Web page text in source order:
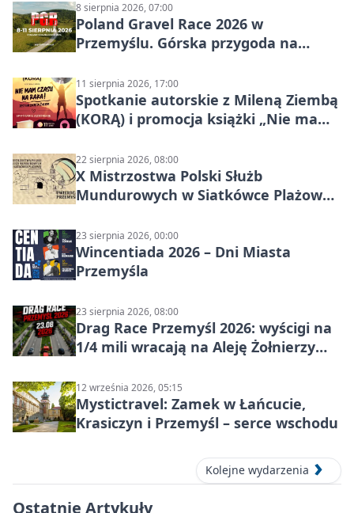
8 sierpnia 2026, 07:00
Poland Gravel Race 2026 w
Przemyślu. Górska przygoda na
11 sierpnia 2026, 17:00
Spotkanie autorskie z Mileną Ziembą
(KORĄ) i promocja książki „Nie mam
22 sierpnia 2026, 08:00
X Mistrzostwa Polski Służb
Mundurowych w Siatkówce Plażowej
23 sierpnia 2026, 00:00
Wincentiada 2026 – Dni Miasta
Przemyśla
23 sierpnia 2026, 08:00
Drag Race Przemyśl 2026: wyścigi na
1/4 mili wracają na Aleję Żołnierzy
12 września 2026, 05:15
Mystictravel: Zamek w Łańcucie,
Krasiczyn i Przemyśl – serce wschodu
Kolejne wydarzenia
Ostatnie Artykuły